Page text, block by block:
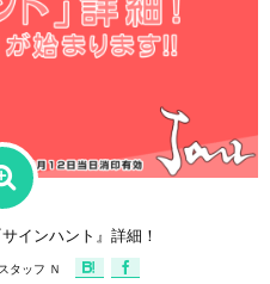
インハント』詳細！
タッフ Ｎ